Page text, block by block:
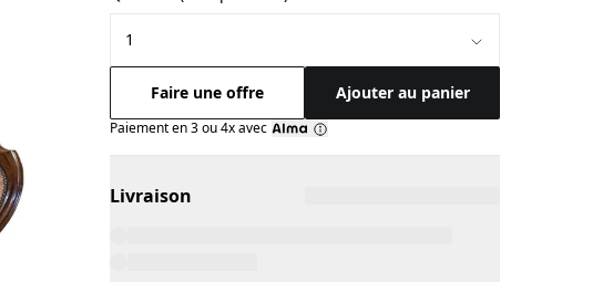
Faire une offre Ajouter au panier
Paiement en 3 ou 4x avec
Livraison